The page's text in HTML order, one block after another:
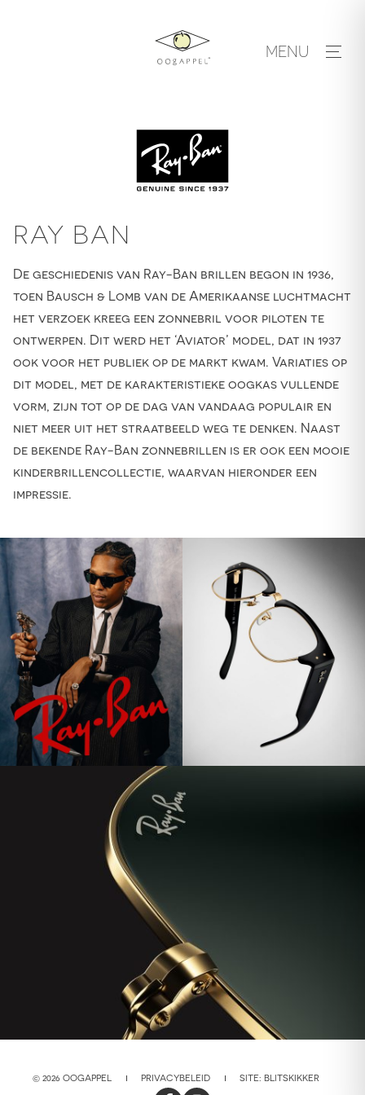
MENU
RAY BAN
De geschiedenis van Ray-Ban brillen begon in 1936,
toen Bausch & Lomb van de Amerikaanse luchtmacht
het verzoek kreeg een zonnebril voor piloten te
ontwerpen. Dit werd het ‘Aviator’ model, dat in 1937
ook voor het publiek op de markt kwam. Variaties op
dit model, met de karakteristieke oogkas vullende
vorm, zijn tot op de dag van vandaag populair en
niet meer uit het straatbeeld weg te denken. Naast
de bekende Ray-Ban zonnebrillen is er ook een mooie
kinderbrillencollectie, waarvan hieronder een
impressie.
© 2026 OOGAPPEL PRIVACYBELEID SITE: BLITSKIKKER